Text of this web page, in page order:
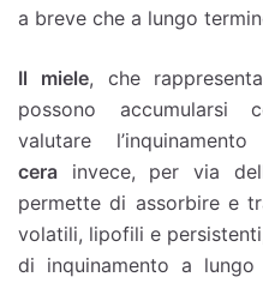
a breve che a lungo
Il miele, che
possono accumularsi
valutare
cera invece, per via
permette di assorbire e
volatili, lipofili e
di inquinamento a